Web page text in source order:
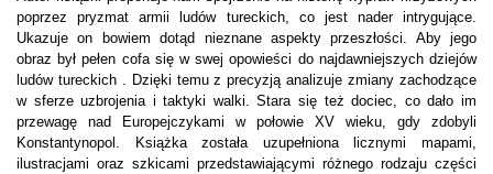
poprzez pryzmat armii ludów tureckich, co jest nader intrygujące.
Ukazuje on bowiem dotąd nieznane aspekty przeszłości. Aby jego
obraz był pełen cofa się w swej opowieści do najdawniejszych dziejów
ludów tureckich . Dzięki temu z precyzją analizuje zmiany zachodzące
w sferze uzbrojenia i taktyki walki. Stara się też dociec, co dało im
przewagę nad Europejczykami w połowie XV wieku, gdy zdobyli
Konstantynopol. Książka została uzupełniona licznymi mapami,
ilustracjami oraz szkicami przedstawiającymi różnego rodzaju części